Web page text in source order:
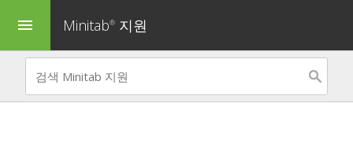
menu Minitab® 지원